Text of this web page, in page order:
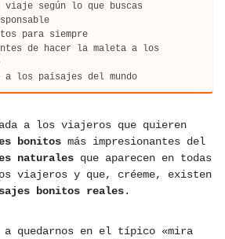
según lo que buscas
para siempre
de hacer la maleta a los
los paisajes del mundo
a los viajeros que quieren
bonitos más impresionantes del
naturales que aparecen en todas
viajeros y que, créeme, existen
bonitos reales.
a quedarnos en el típico «mira